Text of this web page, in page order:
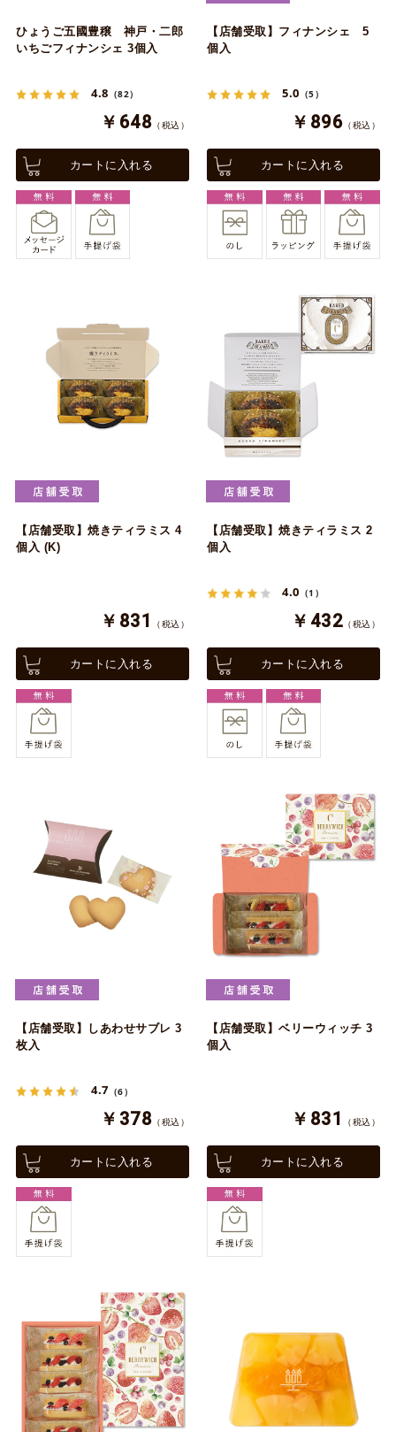
ひょうご五國豊穣 神戸・二郎
いちごフィナンシェ 3個入
4.8 （82）
￥648 （税込）
カートに入れる
【店舗受取】フィナンシェ 5
個入
5.0 （5）
￥896 （税込）
カートに入れる
【店舗受取】焼きティラミス 4
個入 (K)
￥831 （税込）
カートに入れる
【店舗受取】焼きティラミス 2
個入
4.0 （1）
￥432 （税込）
カートに入れる
【店舗受取】しあわせサブレ 3
枚入
4.7 （6）
￥378 （税込）
カートに入れる
【店舗受取】ベリーウィッチ 3
個入
￥831 （税込）
カートに入れる